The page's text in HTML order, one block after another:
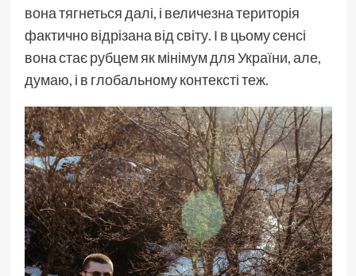
вона тягнеться далі, і величезна територія
фактично відрізана від світу. І в цьому сенсі
вона стає рубцем як мінімум для України, але,
думаю, і в глобальному контексті теж.